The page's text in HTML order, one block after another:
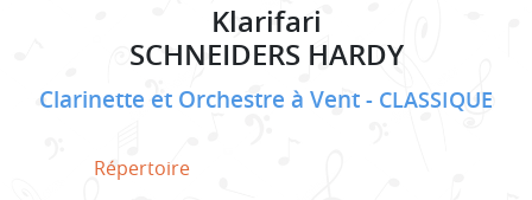
Klarifari
SCHNEIDERS HARDY
Clarinette et Orchestre à Vent CLASSIQUE
Répertoire